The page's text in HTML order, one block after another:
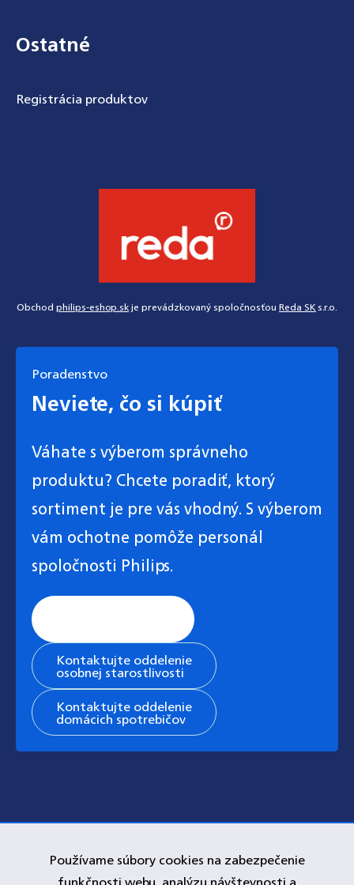
Používame súbory cookies na zabezpečenie
Ostatné
Registrácia produktov
Obchodphilips-eshop.skje prevádzkovaný spoločnosťouReda SKs.r.o.
Poradenstvo
Neviete, čo si kúpiť
Váhate s výberom správneho
produktu? Chcete poradiť, ktorý
sortiment je pre vás vhodný. S výberom
vám ochotne pomôže personál
spoločnosti Philips.
Kontaktujte oddelenie
osobnej starostlivosti
Kontaktujte oddelenie
domácich spotrebičov